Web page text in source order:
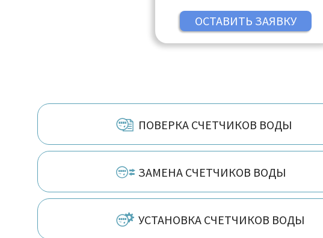
Кострома, Котельники, Красногорск,
Краснодар, Краснодар, Краснозаводск,
Краснознаменск, Кубинка, Куровское,
Сергиев Посад, Таганрог, Тольятти, Тула,
ПОВЕРКА СЧЕТЧИКОВ ВОДЫ
ЗАМЕНА СЧЕТЧИКОВ ВОДЫ
УСТАНОВКА СЧЕТЧИКОВ ВОДЫ